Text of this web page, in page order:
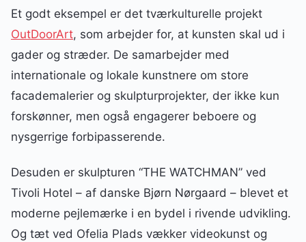
Et godt eksempel er det tværkulturelle projekt
OutDoorArt, som arbejder for, at kunsten skal ud i
gader og stræder. De samarbejder med
internationale og lokale kunstnere om store
facademalerier og skulpturprojekter, der ikke kun
forskønner, men også engagerer beboere og
nysgerrige forbipasserende.
Desuden er skulpturen “THE WATCHMAN” ved
Tivoli Hotel – af danske Bjørn Nørgaard – blevet et
moderne pejlemærke i en bydel i rivende udvikling.
Og tæt ved Ofelia Plads vækker videokunst og